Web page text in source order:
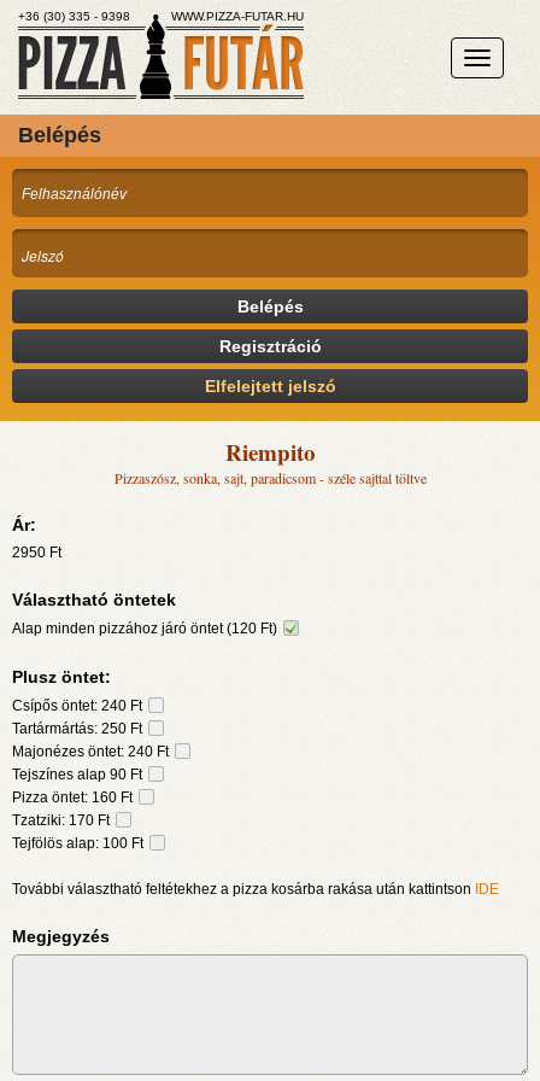
+36 (30) 335 - 9398 WWW.PIZZA-FUTAR.HU
Belépés
Belépés
Regisztráció
Elfelejtett jelszó
Riempito
Pizzaszósz, sonka, sajt, paradicsom - széle sajttal töltve
Ár:
2950 Ft
Választható öntetek
Alap minden pizzához járó öntet (120 Ft)
Plusz öntet:
Csípős öntet: 240 Ft
Tartármártás: 250 Ft
Majonézes öntet: 240 Ft
Tejszínes alap 90 Ft
Pizza öntet: 160 Ft
Tzatziki: 170 Ft
Tejfölös alap: 100 Ft
További választható feltétekhez a pizza kosárba rakása után kattintson IDE
Megjegyzés